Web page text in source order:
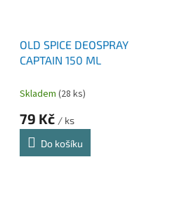
OLD SPICE DEOSPRAY
CAPTAIN 150 ML
Skladem (28 ks)
79 Kč / ks
Do košíku